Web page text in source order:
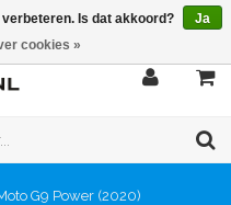
G9 Power (2020)
Is dat akkoord?
Ja
cookies »